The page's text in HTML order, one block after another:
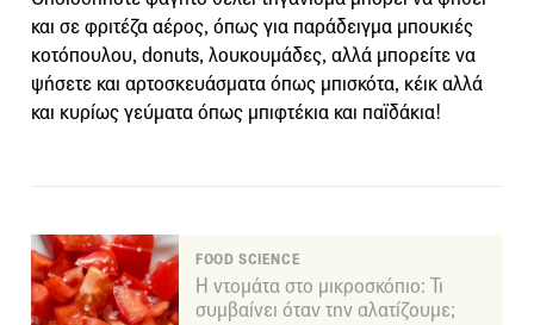
και σε φριτέζα αέρος, όπως για παράδειγμα μπουκιές
κοτόπουλου, donuts, λουκουμάδες, αλλά μπορείτε να
ψήσετε και αρτοσκευάσματα όπως μπισκότα, κέικ αλλά
και κυρίως γεύματα όπως μπιφτέκια και παϊδάκια!
FOOD SCIENCE
Η ντομάτα στο μικροσκόπιο: Τι
συμβαίνει όταν την αλατίζουμε;